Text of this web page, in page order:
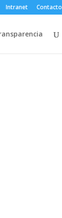
Intranet Contacto